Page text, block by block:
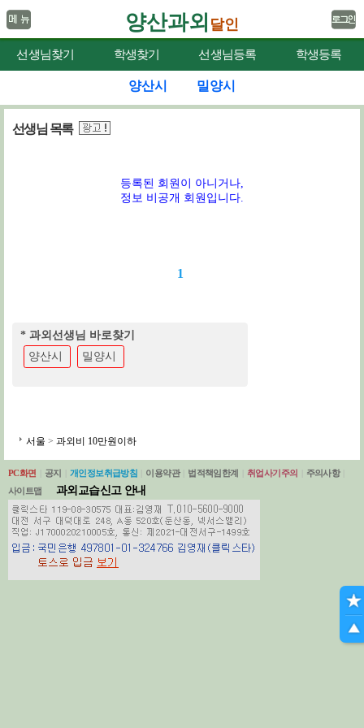
양산과외 달인
선생님찾기 학생찾기 선생님등록 학생등록
양산시 밀양시
선생님 목록
등록된 회원이 아니거나,
정보 비공개 회원입니다.
1
* 과외선생님 바로찾기
양산시
밀양시
서울 > 과외비 10만원이하
PC화면 공지 개인정보취급방침 이용약관 법적책임한계 취업사기주의 주의사항
사이트맵
과외교습신고 안내